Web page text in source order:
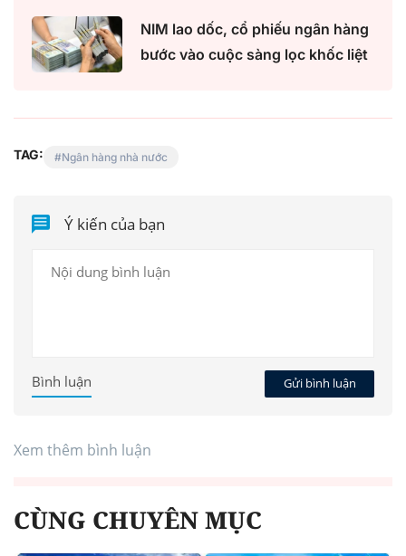
NIM lao dốc, cổ phiếu ngân hàng
bước vào cuộc sàng lọc khốc liệt
TAG: Ngân hàng nhà nước
Ý kiến của bạn
Gửi bình luận
Bình luận
Xem thêm bình luận
CÙNG CHUYÊN MỤC